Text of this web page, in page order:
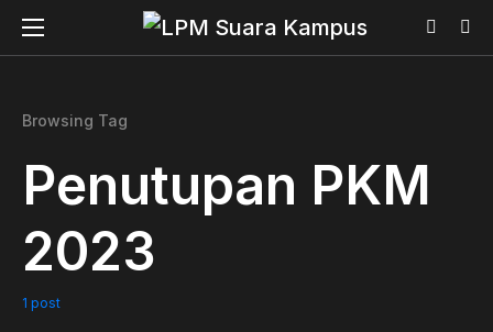
Browsing Tag
Penutupan PKM
2023
1 post